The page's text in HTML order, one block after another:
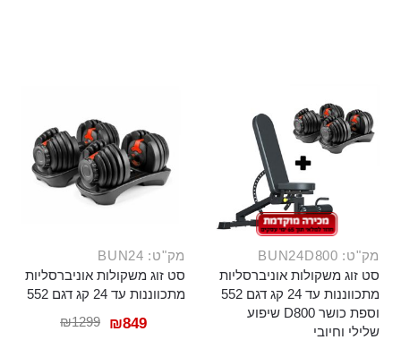
מק"ט: BUN24D800
סט זוג משקולות אוניברסליות
מתכווננות עד 24 קג דגם 552
וספת כושר D800 שיפוע
שלילי וחיובי
מק"ט: BUN24
סט זוג משקולות אוניברסליות
מתכווננות עד 24 קג דגם 552
₪1299 ₪849